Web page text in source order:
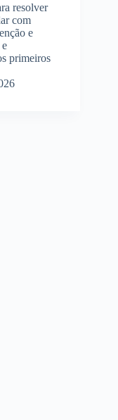
resolver
com
e
primeiros